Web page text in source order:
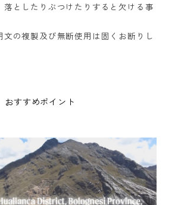
落としたりぶつけたりすると欠ける事
文の複製及び無断使用は固くお断りし
おすすめポイント